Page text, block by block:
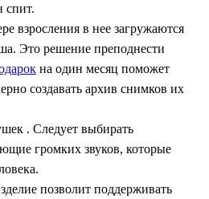
спит.
взросления в нее загружаются
Это решение преподнести
на один месяц поможет
создавать архив снимков их
. Следует выбирать
громких звуков, которые
позволит поддерживать